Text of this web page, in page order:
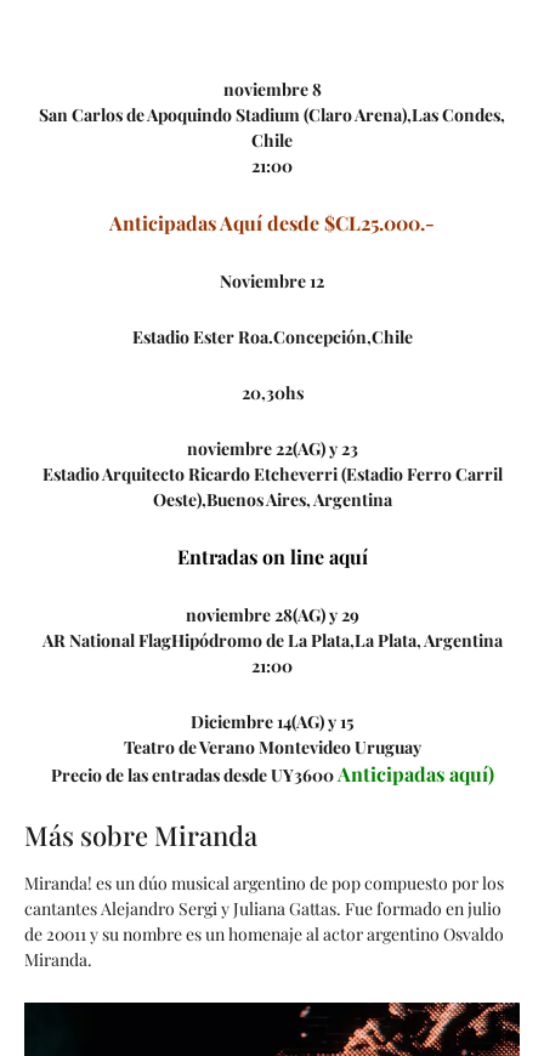
noviembre 8
San Carlos de Apoquindo Stadium (Claro Arena),Las Condes,
Chile
21:00
Anticipadas Aquí desde $CL25.000.-
Noviembre 12
Estadio Ester Roa.Concepción,Chile
20,30hs
noviembre 22(AG) y 23
Estadio Arquitecto Ricardo Etcheverri (Estadio Ferro Carril
Oeste),Buenos Aires, Argentina
Entradas on line aquí
noviembre 28(AG) y 29
AR National FlagHipódromo de La Plata,La Plata, Argentina
21:00
Diciembre 14(AG) y 15
Teatro de Verano Montevideo Uruguay
Precio de las entradas desde UY3600Anticipadas aquí)
Más sobre Miranda
Miranda! es un dúo musical argentino de pop compuesto por los
cantantes Alejandro Sergi y Juliana Gattas. Fue formado en julio
de 20011​ y su nombre es un homenaje al actor argentino Osvaldo
Miranda.